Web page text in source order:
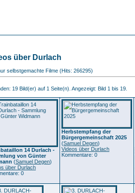
über Durlach
selbstgemachte Filme (Hits: 266295)
19 Bild(er) auf 1 Seite(n). Angezeigt: Bild 1 bis 19.
14 Durlach -
von Günter
(Samuel Degen)
über Durlach
0
Herbstempfang der
Bürgergemeinschaft 2025
(Samuel Degen)
Videos über Durlach
Kommentare: 0